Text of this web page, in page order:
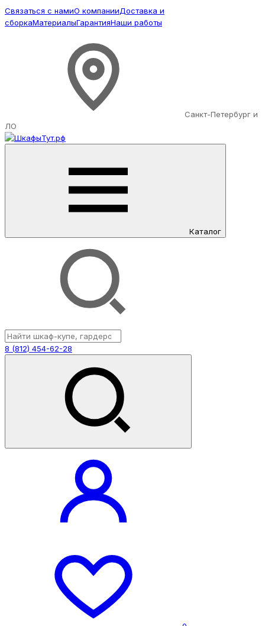
Связаться с намиО компанииДоставка и
сборкаМатериалыГарантияНаши работы
Санкт-Петербург и
ЛО
Каталог
8 (812) 454-62-28